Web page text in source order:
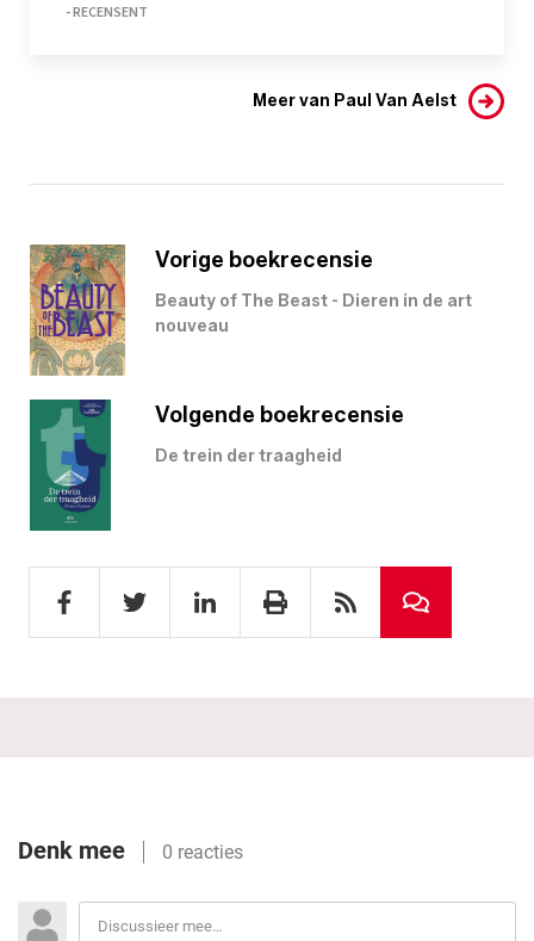
- RECENSENT
Meer van Paul Van Aelst
Vorige boekrecensie
Beauty of The Beast - Dieren in de art
nouveau
Volgende boekrecensie
De trein der traagheid